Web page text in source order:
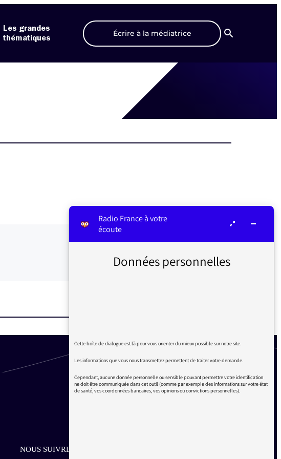
Les grandes
thématiques
Écrire à la médiatrice
Recherche
NOUS SUIVRE SUR LES RÉSEAUX
Radio France à votre
écoute
Données personnelles
Cette boîte de dialogue est là pour vous orienter du mieux possible sur notre site.
Les informations que vous nous transmettez permettent de traiter votre demande.
Cependant, aucune donnée personnelle ou sensible pouvant permettre votre identification
ne doit être communiquée dans cet outil (comme par exemple des informations sur votre état
de santé, vos coordonnées bancaires, vos opinions ou convictions personnelles).